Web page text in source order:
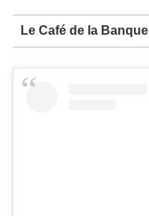
Le Café de la Banque